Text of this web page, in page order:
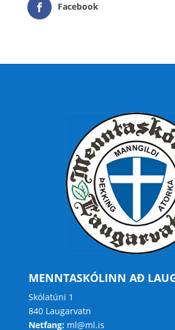
Facebook
MENNTASKÓLINN AÐ
Skólatúni 1
840 Laugarvatn
Netfang:ml@ml.is